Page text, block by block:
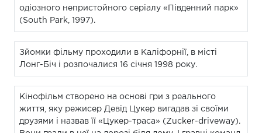
одіозного непристойного серіалу «Південний парк»
(South Park, 1997).
Зйомки фільму проходили в Каліфорнії, в місті
Лонг-Біч і розпочалися 16 січня 1998 року.
Кінофільм створено на основі гри з реального
життя, яку режисер Девід Цукер вигадав зі своїми
друзями і назвав її «Цукер-траса» (Zucker-driveway).